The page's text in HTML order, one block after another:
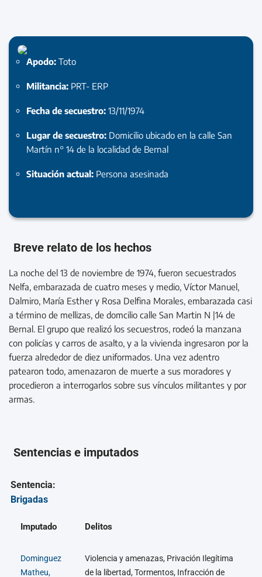
Apodo: Toto
Militancia: PRT- ERP
Fecha de secuestro: 13/11/1974
Lugar de secuestro: Domicilio ubicado en la calle San
Martín n° 14 de la localidad de Bernal
Situación actual: Persona asesinada
Breve relato de los hechos
La noche del 13 de noviembre de 1974, fueron secuestrados
Nelfa, embarazada de cuatro meses y medio, Víctor Manuel,
Dalmiro, María Esther y Rosa Delfina Morales, embarazada casi
a término de mellizas, de domcilio calle San Martin N |14 de
Bernal. El grupo que realizó los secuestros, rodeó la manzana
con policías y carros de asalto, y a la vivienda ingresaron por la
fuerza alrededor de diez uniformados. Una vez adentro
patearon todo, amenazaron de muerte a sus moradores y
procedieron a interrogarlos sobre sus vínculos militantes y por
armas.
Sentencias e imputados
Sentencia:
Brigadas
Imputado Delitos
Dominguez
Matheu,
Violencia y amenazas, Privación Ilegítima
de la libertad, Tormentos, Infracción de